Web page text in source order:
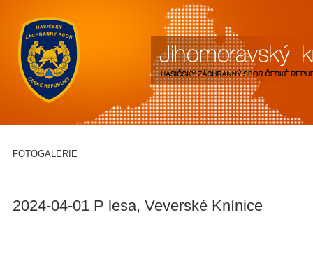
FOTOGALERIE
2024-04-01 P lesa, Veverské Knínice